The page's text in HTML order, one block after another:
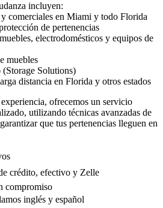
incluyen:
comerciales en Miami y todo Florida
de pertenencias
electrodomésticos y equipos de
muebles
Solutions)
distancia en Florida y otros estados
ofrecemos un servicio
utilizando técnicas avanzadas de
que tus pertenencias lleguen en
crédito, efectivo y Zelle
compromiso
inglés y español